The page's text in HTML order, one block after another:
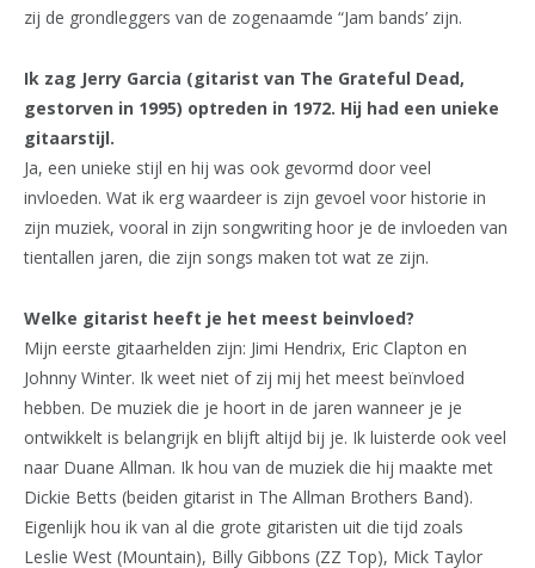
zij de grondleggers van de zogenaamde “Jam bands’ zijn.
Ik zag Jerry Garcia (gitarist van The Grateful Dead,
gestorven in 1995) optreden in 1972. Hij had een unieke
gitaarstijl.
Ja, een unieke stijl en hij was ook gevormd door veel
invloeden. Wat ik erg waardeer is zijn gevoel voor historie in
zijn muziek, vooral in zijn songwriting hoor je de invloeden van
tientallen jaren, die zijn songs maken tot wat ze zijn.
Welke gitarist heeft je het meest beinvloed?
Mijn eerste gitaarhelden zijn: Jimi Hendrix, Eric Clapton en
Johnny Winter. Ik weet niet of zij mij het meest beïnvloed
hebben. De muziek die je hoort in de jaren wanneer je je
ontwikkelt is belangrijk en blijft altijd bij je. Ik luisterde ook veel
naar Duane Allman. Ik hou van de muziek die hij maakte met
Dickie Betts (beiden gitarist in The Allman Brothers Band).
Eigenlijk hou ik van al die grote gitaristen uit die tijd zoals
Leslie West (Mountain), Billy Gibbons (ZZ Top), Mick Taylor